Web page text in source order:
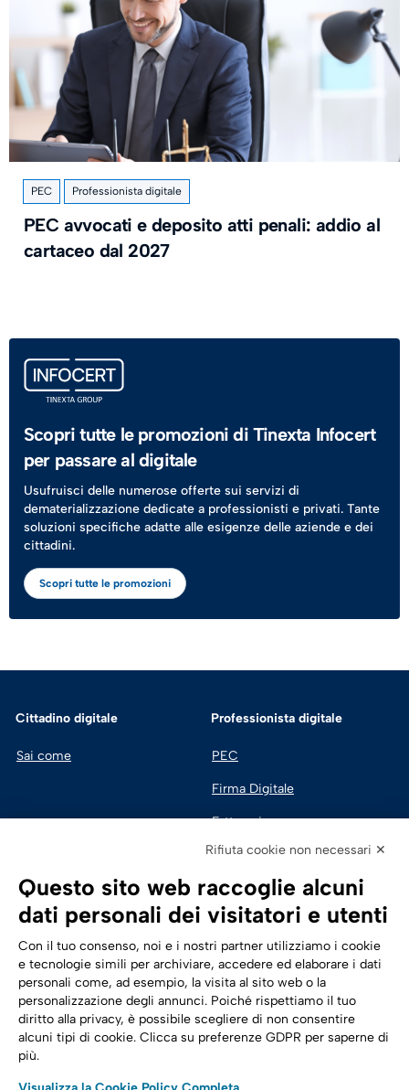
PEC Professionista digitale
PEC avvocati e deposito atti penali: addio al
cartaceo dal 2027
Scopri tutte le promozioni di Tinexta Infocert
per passare al digitale
Usufruisci delle numerose offerte sui servizi di
dematerializzazione dedicate a professionisti e privati. Tante
soluzioni specifiche adatte alle esigenze delle aziende e dei
cittadini.
Scopri tutte le promozioni
Cittadino digitale
Sai come
Professionista digitale
PEC
Firma Digitale
Fatturazione
Sicurezza Digitale
Cloud
Trasformazione digitale
Energia
Telecomunicazioni
Seguici su:
Rifiuta cookie non necessari ✕
Questo sito web raccoglie alcuni
dati personali dei visitatori e utenti
Con il tuo consenso, noi e i nostri partner utilizziamo i cookie
e tecnologie simili per archiviare, accedere ed elaborare i dati
personali come, ad esempio, la visita al sito web o la
personalizzazione degli annunci. Poiché rispettiamo il tuo
diritto alla privacy, è possibile scegliere di non consentire
alcuni tipi di cookie. Clicca su preferenze GDPR per saperne di
più.